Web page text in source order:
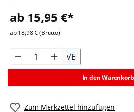
ab 15,95 €*
ab 18,98 € (Brutto)
VE
In den Warenkorb
Zum Merkzettel hinzufügen